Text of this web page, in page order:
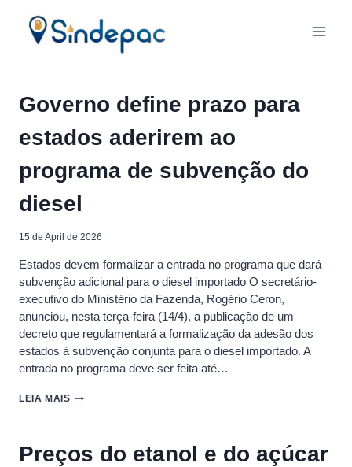
content
Governo define prazo para
estados aderirem ao
programa de subvenção do
diesel
15 de April de 2026
Estados devem formalizar a entrada no programa que dará
subvenção adicional para o diesel importado O secretário-
executivo do Ministério da Fazenda, Rogério Ceron,
anunciou, nesta terça-feira (14/4), a publicação de um
decreto que regulamentará a formalização da adesão dos
estados à subvenção conjunta para o diesel importado. A
entrada no programa deve ser feita até…
LEIA MAIS GOVERNO
ESTADOS
Preços do etanol e do açúcar